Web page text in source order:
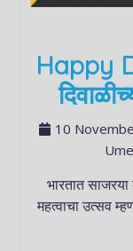
Happy
10
भारतात साजरया केल्या जाणाऱ्या सणांमध्ये सर्वात प्रसिद्ध आणि
महत्वाचा उत्सव